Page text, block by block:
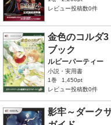
レビュー投稿数0件
金色のコルダ
ブック
ルビーパーティー
小説・実用書
1巻
1,450pt
レビュー投稿数0件
影牢～ダーク